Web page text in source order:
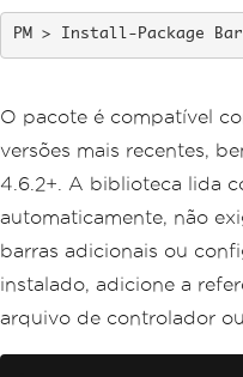
Install-Package
O pacote é compatível
versões mais recentes,
4.6.2+. A biblioteca lida
automaticamente, não
barras adicionais ou
instalado, adicione a
arquivo de controlador